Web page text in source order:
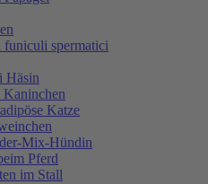
funiculi spermatici
Häsin
Kaninchen
Katze
Mix-Hündin
Pferd
im Stall